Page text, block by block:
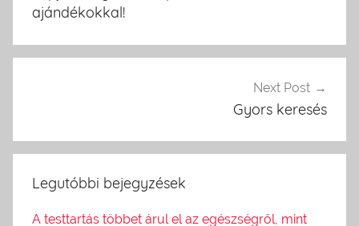
navigáció
ajándékokkal!
Next Post
Gyors keresés
Legutóbbi bejegyzések
A testtartás többet árul el az egészségről, mint